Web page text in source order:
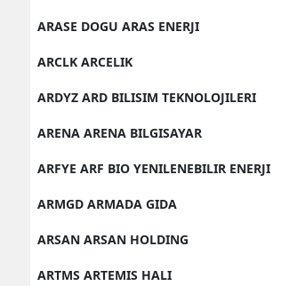
ARASE DOGU ARAS ENERJI
ARCLK ARCELIK
ARDYZ ARD BILISIM TEKNOLOJILERI
ARENA ARENA BILGISAYAR
ARFYE ARF BIO YENILENEBILIR ENERJI
ARMGD ARMADA GIDA
ARSAN ARSAN HOLDING
ARTMS ARTEMIS HALI